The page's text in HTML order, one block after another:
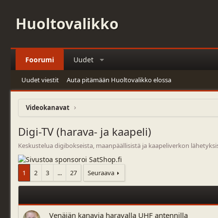
Huoltovalikko
Foorumi Uudet
Uudet viestit Auta pitämään Huoltovalikko elossa
Videokanavat
Digi-TV (harava- ja kaapeli)
Keskustelua digibokseista, maanpäällisistä ja kaapeliverkon
1 2 3 ... 27 Seuraava
Venäjän kanavia haravalla UHF antennilla